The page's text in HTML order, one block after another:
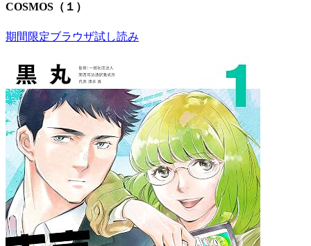
COSMOS（１）
期間限定ブラウザ試し読み